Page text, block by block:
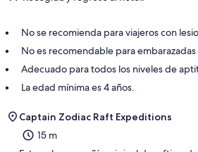
No se recomienda para viajeros con
No es recomendable para embarazadas
Adecuado para todos los niveles de
La edad mínima es 4 años.
Captain Zodiac Raft Expeditions
15 m